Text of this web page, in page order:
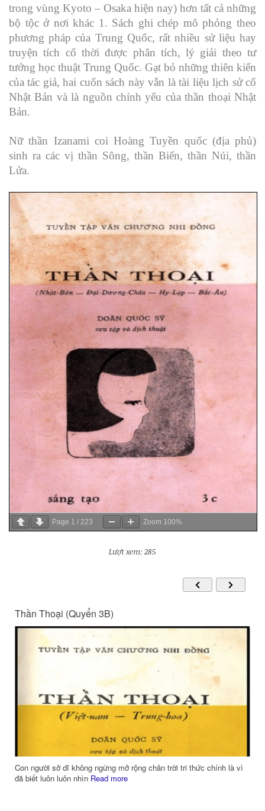
trong vùng Kyoto – Osaka hiện nay) hơn tất cả những
bộ tộc ở nơi khác 1. Sách ghi chép mô phỏng theo
phương pháp của Trung Quốc, rất nhiều sử liệu hay
truyện tích cổ thời được phân tích, lý giải theo tư
tưởng học thuật Trung Quốc. Gạt bỏ những thiên kiến
của tác giả, hai cuốn sách này vẫn là tài liệu lịch sử cổ
Nhật Bản và là nguồn chính yếu của thần thoại Nhật
Bản.
Nữ thần Izanami coi Hoàng Tuyền quốc (địa phủ)
sinh ra các vị thần Sông, thần Biển, thần Núi, thần
Lửa.
Page 1 / 223 Zoom 100%
Lượt xem: 285
Thần Thoại (Quyển 3B)
Con người sở dĩ không ngừng mở rộng chân trời tri thức chính là vì
đã biết luôn luôn nhìn Read more